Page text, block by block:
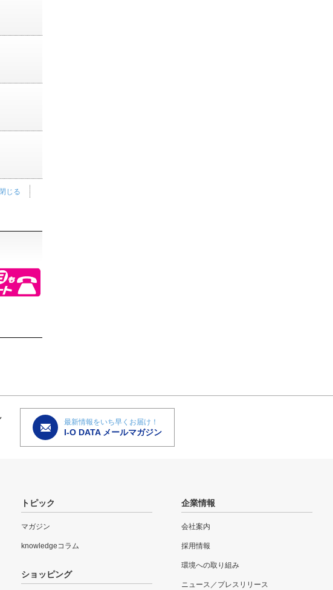
じる
最新情報をいち早くお届け！
I-O DATA メールマガジン
トピック
マガジン
knowledgeコラム
ショッピング
企業情報
会社案内
採用情報
環境への取り組み
ニュース／プレスリリース